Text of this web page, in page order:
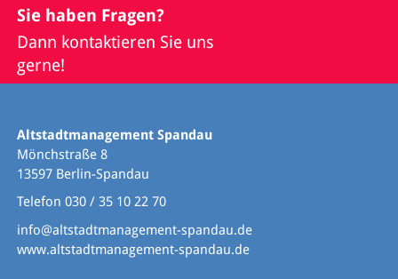
Sie haben Fragen?
Dann kontaktieren Sie uns
gerne!
Altstadtmanagement Spandau
Mönchstraße 8
13597 Berlin-Spandau
Telefon 030 / 35 10 22 70
info@altstadtmanagement-spandau.de
www.altstadtmanagement-spandau.de